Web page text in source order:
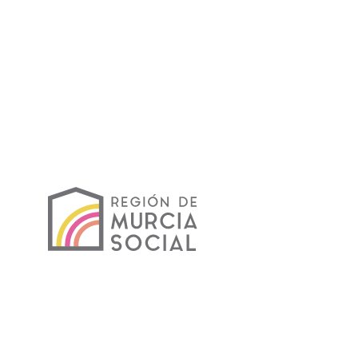
Murcia Social Detalle publicación